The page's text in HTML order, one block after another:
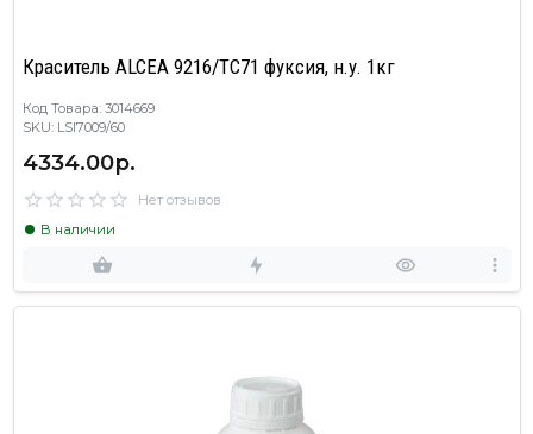
Краситель ALCEA 9216/TC71 фуксия, н.у. 1кг
Код Товара: 3014669
SKU: LSI7009/60
4334.00р.
Нет отзывов
В наличии